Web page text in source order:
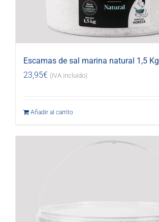
Escamas de sal marina natural 1,5 Kg
23,95€ (IVA incluido)
Añadir al carrito